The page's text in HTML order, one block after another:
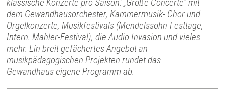
klassische Konzerte pro Saison: „Große Concerte“ mit
dem Gewandhausorchester, Kammermusik- Chor und
Orgelkonzerte, Musikfestivals (Mendelssohn-Festtage,
Intern. Mahler-Festival), die Audio Invasion und vieles
mehr. Ein breit gefächertes Angebot an
musikpädagogischen Projekten rundet das
Gewandhaus eigene Programm ab.